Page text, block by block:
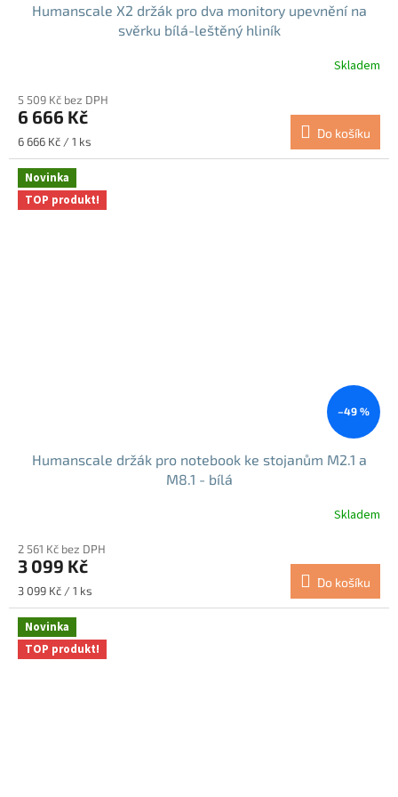
Humanscale X2 držák pro dva monitory upevnění na
svěrku bílá-leštěný hliník
Skladem
5 509 Kč bez DPH
6 666 Kč
Měrná
cena:
6 666 Kč / 1 ks
Do košíku
Novinka
TOP produkt!
–49 %
Humanscale držák pro notebook ke stojanům M2.1 a
M8.1 - bílá
Skladem
2 561 Kč bez DPH
3 099 Kč
Měrná
cena:
3 099 Kč / 1 ks
Do košíku
Novinka
TOP produkt!